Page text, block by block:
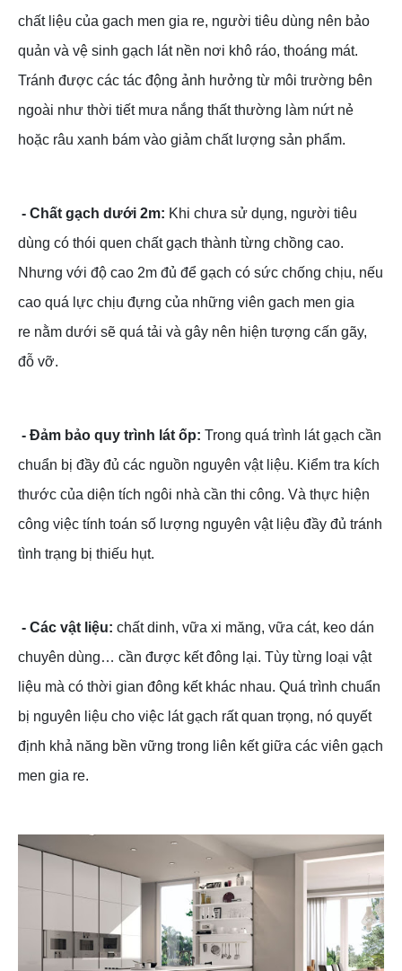
chất liệu của gach men gia re, người tiêu dùng nên bảo
quản và vệ sinh gạch lát nền nơi khô ráo, thoáng mát.
Tránh được các tác động ảnh hưởng từ môi trường bên
ngoài như thời tiết mưa nắng thất thường làm nứt nẻ
hoặc râu xanh bám vào giảm chất lượng sản phẩm.
- Chất gạch dưới 2m: Khi chưa sử dụng, người tiêu
dùng có thói quen chất gạch thành từng chồng cao.
Nhưng với độ cao 2m đủ để gạch có sức chống chịu, nếu
cao quá lực chịu đựng của những viên gach men gia
re nằm dưới sẽ quá tải và gây nên hiện tượng cấn gãy,
đỗ vỡ.
- Đảm bảo quy trình lát ốp: Trong quá trình lát gạch cần
chuẩn bị đầy đủ các nguồn nguyên vật liệu. Kiểm tra kích
thước của diện tích ngôi nhà cần thi công. Và thực hiện
công việc tính toán số lượng nguyên vật liệu đầy đủ tránh
tình trạng bị thiếu hụt.
- Các vật liệu: chất dinh, vữa xi măng, vữa cát, keo dán
chuyên dùng… cần được kết đông lại. Tùy từng loại vật
liệu mà có thời gian đông kết khác nhau. Quá trình chuẩn
bị nguyên liệu cho việc lát gạch rất quan trọng, nó quyết
định khả năng bền vững trong liên kết giữa các viên gạch
men gia re.